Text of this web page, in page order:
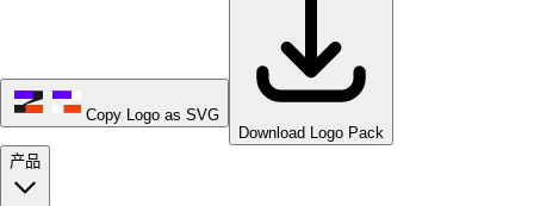
Copy Logo as SVG
Download Logo Pack
产品